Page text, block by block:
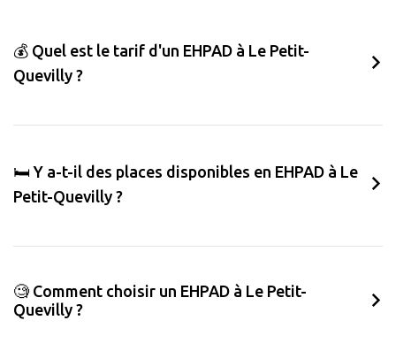
💰 Quel est le tarif d'un EHPAD à Le Petit-
Quevilly ?
🛏️ Y a-t-il des places disponibles en EHPAD à Le
Petit-Quevilly ?
🧐 Comment choisir un EHPAD à Le Petit-
Quevilly ?